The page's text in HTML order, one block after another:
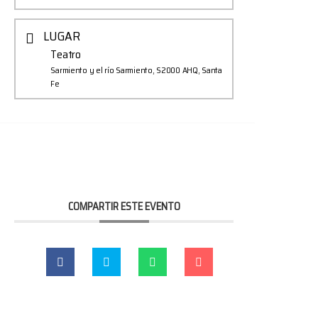
LUGAR
Teatro
Sarmiento y el río Sarmiento, S2000 AHQ, Santa
Fe
COMPARTIR ESTE EVENTO